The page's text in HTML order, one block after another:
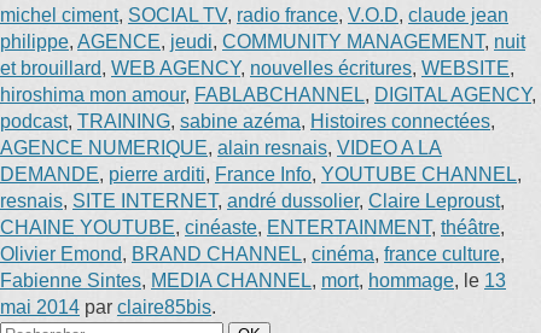
michel ciment, SOCIAL TV, radio france, V.O.D, claude jean
philippe, AGENCE, jeudi, COMMUNITY MANAGEMENT, nuit
et brouillard, WEB AGENCY, nouvelles écritures, WEBSITE,
hiroshima mon amour, FABLABCHANNEL, DIGITAL AGENCY,
podcast, TRAINING, sabine azéma, Histoires connectées,
AGENCE NUMERIQUE, alain resnais, VIDEO A LA
DEMANDE, pierre arditi, France Info, YOUTUBE CHANNEL,
resnais, SITE INTERNET, andré dussolier, Claire Leproust,
CHAINE YOUTUBE, cinéaste, ENTERTAINMENT, théâtre,
Olivier Emond, BRAND CHANNEL, cinéma, france culture,
Fabienne Sintes, MEDIA CHANNEL, mort, hommage, le 13
mai 2014 par claire85bis.